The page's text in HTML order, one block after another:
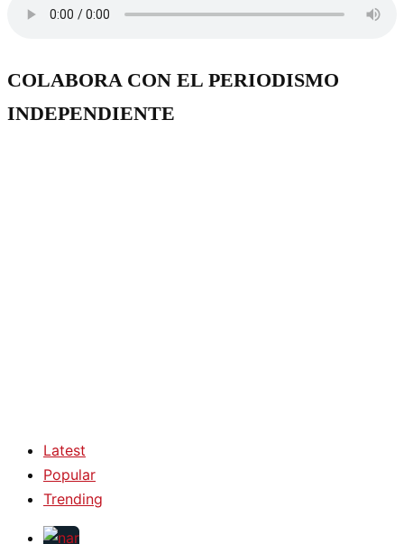
COLABORA CON EL PERIODISMO
INDEPENDIENTE
Latest
Popular
Trending